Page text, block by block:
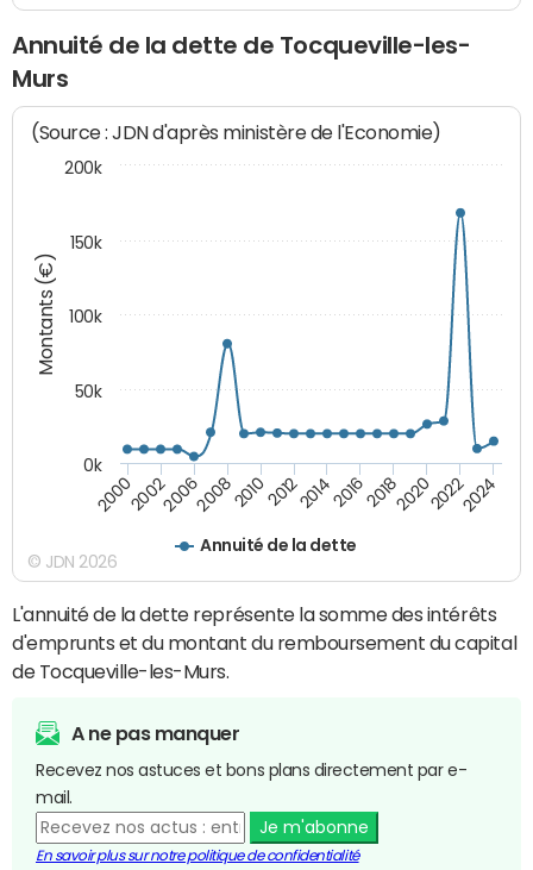
Annuité de la dette de Tocqueville-les-
Murs
Montants (€)
(Source : JDN d'après ministère de l'Economie)
Annuité de la dette
200020022006200820102012201420162018202020222024
0k
50k
100k
150k
200k
© JDN 2026
L'annuité de la dette représente la somme des intérêts
d'emprunts et du montant du remboursement du capital
de Tocqueville-les-Murs.
A ne pas manquer
Recevez nos astuces et bons plans directement par e-
mail.
Je m'abonne
En savoir plus sur notre politique de confidentialité